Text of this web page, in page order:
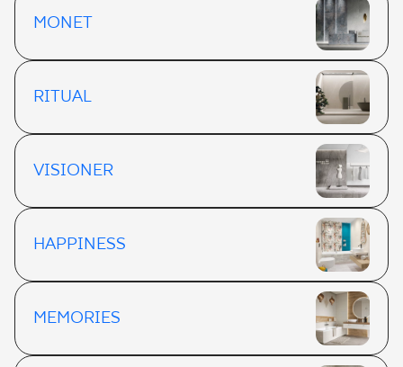
MONET
RITUAL
VISIONER
HAPPINESS
MEMORIES